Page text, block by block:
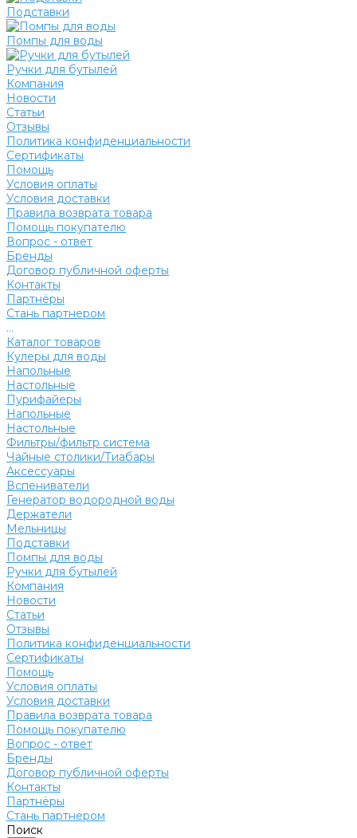
Подставки
Помпы для воды
Ручки для бутылей
Компания
Новости
Статьи
Отзывы
Политика конфиденциальности
Сертификаты
Помощь
Условия оплаты
Условия доставки
Правила возврата товара
Помощь покупателю
Вопрос - ответ
Бренды
Договор публичной оферты
Контакты
Партнёры
Стань партнером
...
Каталог товаров
Кулеры для воды
Напольные
Настольные
Пурифайеры
Напольные
Настольные
Фильтры/фильтр система
Чайные столики/Тиабары
Аксессуары
Вспениватели
Генератор водородной воды
Держатели
Мельницы
Подставки
Помпы для воды
Ручки для бутылей
Компания
Новости
Статьи
Отзывы
Политика конфиденциальности
Сертификаты
Помощь
Условия оплаты
Условия доставки
Правила возврата товара
Помощь покупателю
Вопрос - ответ
Бренды
Договор публичной оферты
Контакты
Партнёры
Стань партнером
Поиск